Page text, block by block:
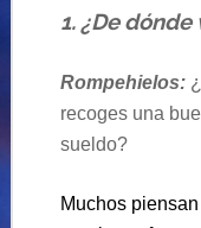
1. ¿De
Rompehielos:
recoges una
sueldo?
Muchos